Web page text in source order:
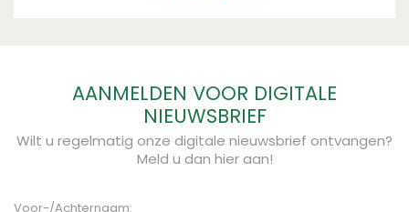
AANMELDEN VOOR DIGITALE
NIEUWSBRIEF
Wilt u regelmatig onze digitale nieuwsbrief ontvangen?
Meld u dan hier aan!
Voor-/Achternaam: